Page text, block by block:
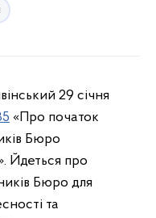
29 січня
«Про початок
Бюро
Йдеться про
Бюро для
та